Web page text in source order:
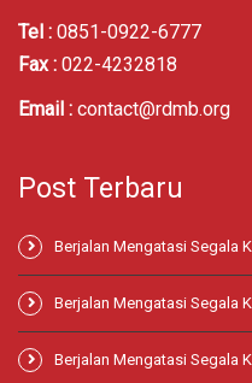
Tel : 0851-0922-6777
Fax : 022-4232818
Email : contact@rdmb.org
Post Terbaru
Berjalan Mengatasi Segala
Berjalan Mengatasi Segala
Berjalan Mengatasi Segala